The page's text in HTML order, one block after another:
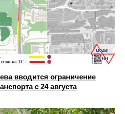
вводится ограничение
с 24 августа